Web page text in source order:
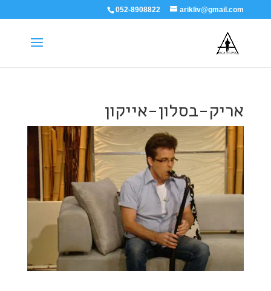
052-8908822 arikliv@gmail.com
אריק-בסלון-אייקון